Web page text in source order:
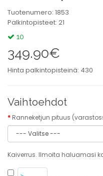
Tuotenumero: 1853
Palkintopisteet: 21
10
349.90€
Hinta palkintopisteinä: 430
Vaihtoehdot
Ranneketjun pituus
Kaiverrus. Ilmoita haluamasi